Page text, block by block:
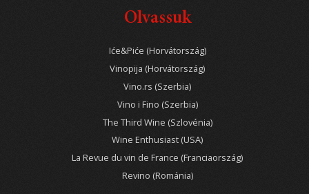
Olvassuk
Iće&Piće (Horvátország)
Vinopija (Horvátország)
Vino.rs (Szerbia)
Vino i Fino (Szerbia)
The Third Wine (Szlovénia)
Wine Enthusiast (USA)
La Revue du vin de France (Franciaország)
Revino (Románia)